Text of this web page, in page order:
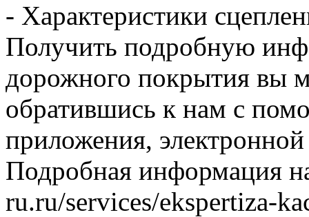
- Характеристики
Получить подробную
дорожного покрытия вы
обратившись к нам с
приложения,
Подробная информация
ru.ru/services/ekspertiza-